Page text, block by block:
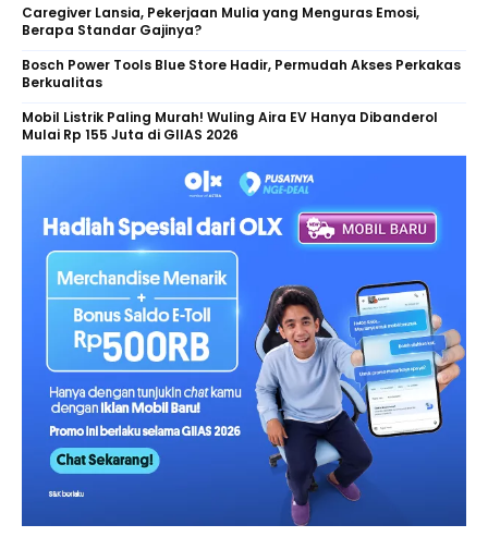
Caregiver Lansia, Pekerjaan Mulia yang Menguras Emosi,
Berapa Standar Gajinya?
Bosch Power Tools Blue Store Hadir, Permudah Akses Perkakas
Berkualitas
Mobil Listrik Paling Murah! Wuling Aira EV Hanya Dibanderol
Mulai Rp 155 Juta di GIIAS 2026